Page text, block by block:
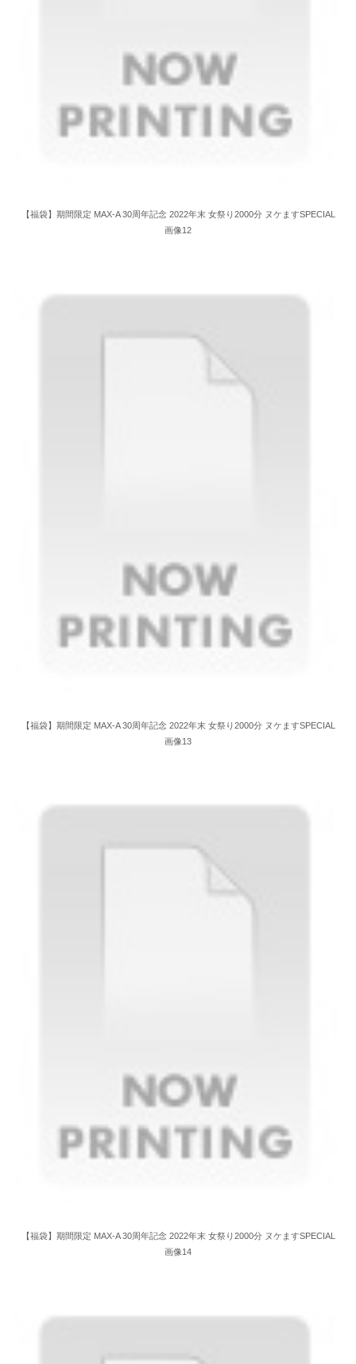
【福袋】期間限定 MAX-A 30周年記念 2022年末 女祭り2000分 ヌケますSPECIAL
画像12
【福袋】期間限定 MAX-A 30周年記念 2022年末 女祭り2000分 ヌケますSPECIAL
画像13
【福袋】期間限定 MAX-A 30周年記念 2022年末 女祭り2000分 ヌケますSPECIAL
画像14